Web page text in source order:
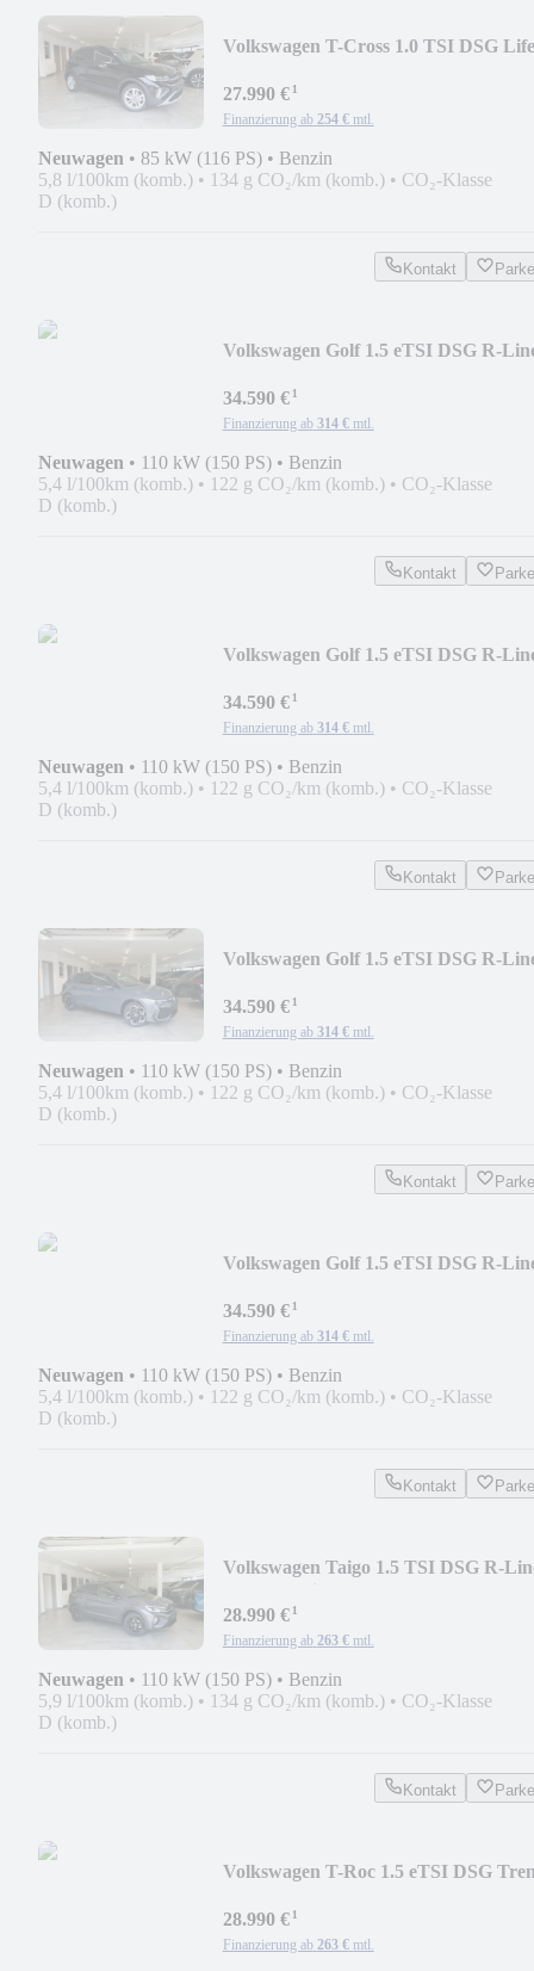
Volkswagen T-Cross 1.0 TSI DSG Life
27.990 €¹
Finanzierung ab 254 € mtl.
Neuwagen • 85 kW (116 PS) • Benzin
5,8 l/100km (komb.) • 134 g CO₂/km (komb.) • CO₂-Klasse
D (komb.)
Kontakt
Volkswagen Golf 1.5 eTSI DSG R-
34.590 €¹
Finanzierung ab 314 € mtl.
Neuwagen • 110 kW (150 PS) • Benzin
5,4 l/100km (komb.) • 122 g CO₂/km (komb.) • CO₂-Klasse
D (komb.)
Kontakt
Volkswagen Golf 1.5 eTSI DSG R-
34.590 €¹
Finanzierung ab 314 € mtl.
Neuwagen • 110 kW (150 PS) • Benzin
5,4 l/100km (komb.) • 122 g CO₂/km (komb.) • CO₂-Klasse
D (komb.)
Kontakt
Volkswagen Golf 1.5 eTSI DSG R-
34.590 €¹
Finanzierung ab 314 € mtl.
Neuwagen • 110 kW (150 PS) • Benzin
5,4 l/100km (komb.) • 122 g CO₂/km (komb.) • CO₂-Klasse
D (komb.)
Kontakt
Volkswagen Golf 1.5 eTSI DSG R-
34.590 €¹
Finanzierung ab 314 € mtl.
Neuwagen • 110 kW (150 PS) • Benzin
5,4 l/100km (komb.) • 122 g CO₂/km (komb.) • CO₂-Klasse
D (komb.)
Kontakt
Volkswagen Taigo 1.5 TSI DSG R-
28.990 €¹
Finanzierung ab 263 € mtl.
Neuwagen • 110 kW (150 PS) • Benzin
5,9 l/100km (komb.) • 134 g CO₂/km (komb.) • CO₂-Klasse
D (komb.)
Kontakt
Volkswagen T-Roc 1.5 eTSI DSG
28.990 €¹
Finanzierung ab 263 € mtl.